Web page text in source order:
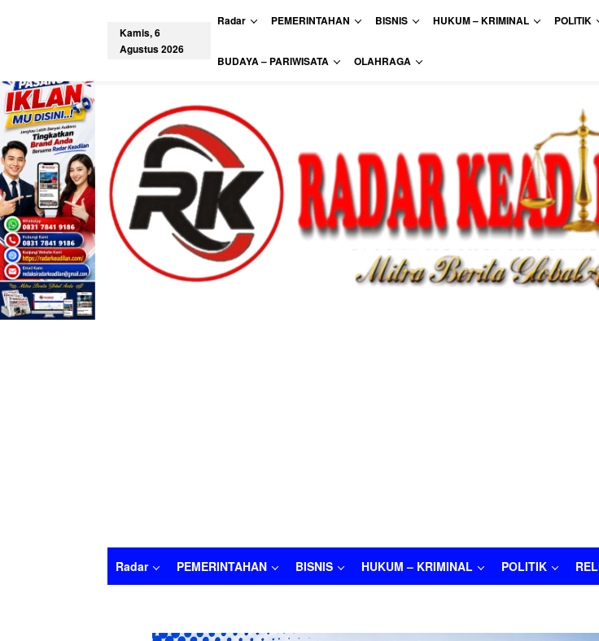
i
k
k
n
t
e
n
Kamis, 6
Agustus 2026
Radar PEMERINTAHAN BISNIS HUKUM – KRIMINAL POLITIK
BUDAYA – PARIWISATA OLAHRAGA
Radar PEMERINTAHAN BISNIS HUKUM – KRIMINAL POLITIK